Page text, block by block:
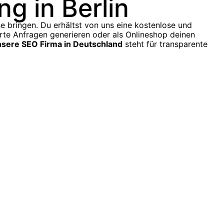
in Berlin
Du erhältst von uns eine kostenlose und
Anfragen generieren oder als Onlineshop deinen
SEO Firma in Deutschland steht für transparente